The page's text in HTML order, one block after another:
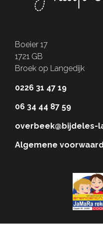
Boeier 17
1721 GB
Broek op Langedijk
0226 31 47 19
06 34 44 87 59
overbeek@bijdeles-
Algemene